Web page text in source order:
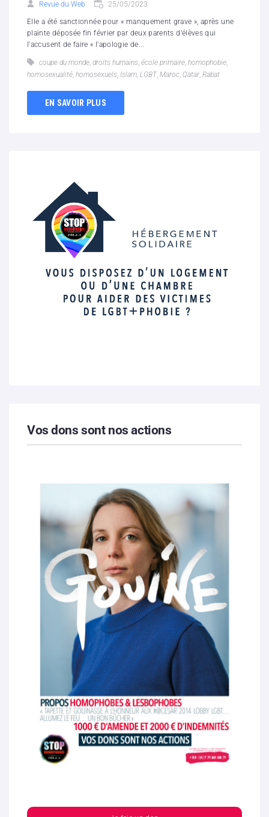
Revue du Web 25/05/2023
Elle a été sanctionnée pour « manquement grave », après une
plainte déposée fin février par deux parents d’élèves qui
l'accusent de faire « l'apologie de...
coupe du monde, droits humains, école primaire, homophobie,
homosexualité, homosexuels, Islam, LGBT, Maroc, Qatar, Rabat
EN SAVOIR PLUS
Vos dons sont nos actions